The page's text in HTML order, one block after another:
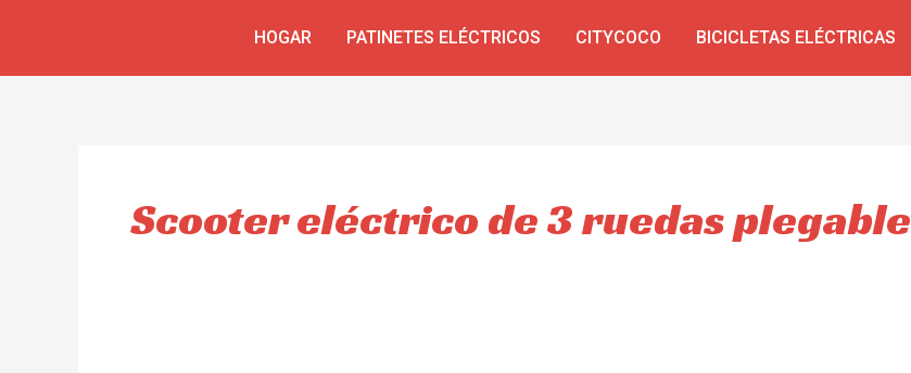
HOGAR PATINETES ELÉCTRICOS CITYCOCO BICICLETAS ELÉCTRICAS
Scooter eléctrico de 3 ruedas plegable